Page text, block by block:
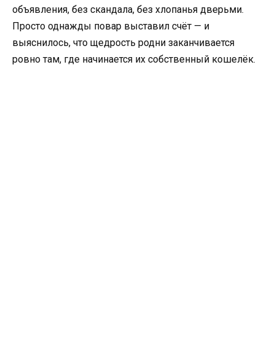
объявления, без скандала, без хлопанья дверьми.
Просто однажды повар выставил счёт — и
выяснилось, что щедрость родни заканчивается
ровно там, где начинается их собственный кошелёк.